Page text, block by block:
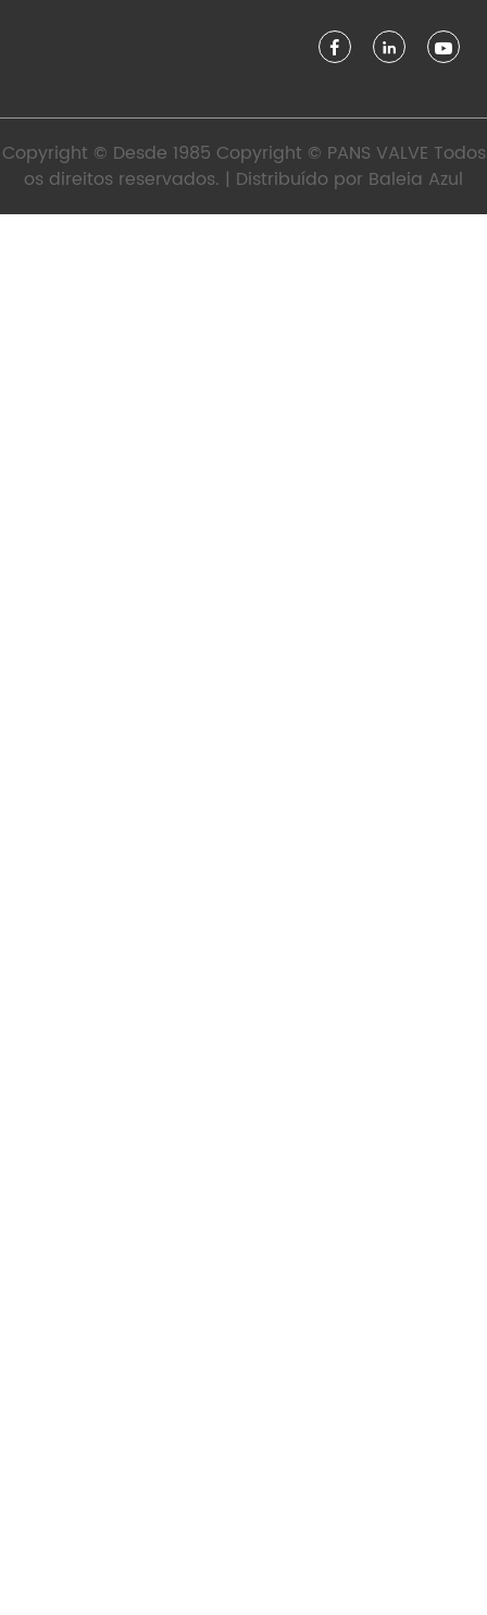
Copyright © Desde 1985 Copyright © PANS VALVE Todos
os direitos reservados. | Distribuído por Baleia Azul